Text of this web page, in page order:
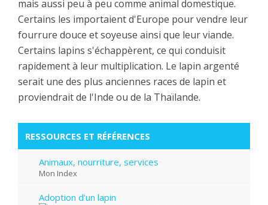
mais aussi peu à peu comme animal domestique.
Certains les importaient d'Europe pour vendre leur
fourrure douce et soyeuse ainsi que leur viande.
Certains lapins s'échappèrent, ce qui conduisit
rapidement à leur multiplication. Le lapin argenté
serait une des plus anciennes races de lapin et
proviendrait de l'Inde ou de la Thaïlande.
RESSOURCES ET RÉFÉRENCES
Animaux, nourriture, services
Mon Index
​Adoption d'un lapin